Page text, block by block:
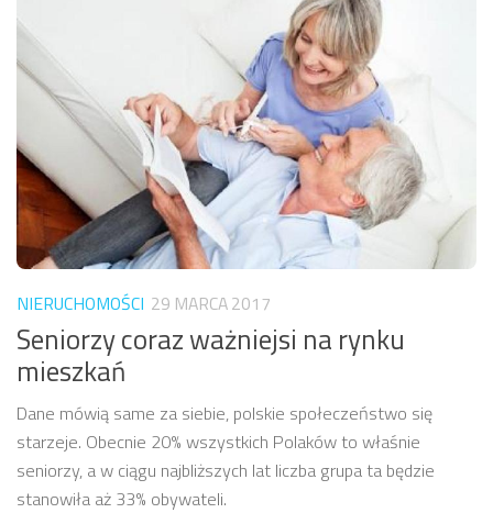
NIERUCHOMOŚCI 29 MARCA 2017
Seniorzy coraz ważniejsi na rynku
mieszkań
Dane mówią same za siebie, polskie społeczeństwo się
starzeje. Obecnie 20% wszystkich Polaków to właśnie
seniorzy, a w ciągu najbliższych lat liczba grupa ta będzie
stanowiła aż 33% obywateli.